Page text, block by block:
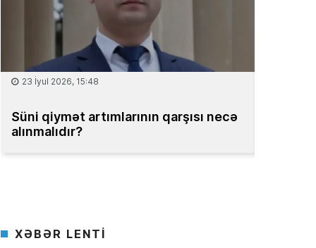
15 İyul 2026, 13:59
Müəssisələrin qiymətləndirilməsi
üzrə Milli Reyestr yaradılsın
XƏBƏR LENTİ